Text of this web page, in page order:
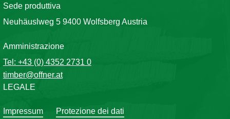
Sede produttiva
Neuhäuslweg 5 9400 Wolfsberg Austria
Amministrazione
Tel: +43 (0) 4352 2731 0
timber@offner.at
LEGALE
Impressum Protezione dei dati